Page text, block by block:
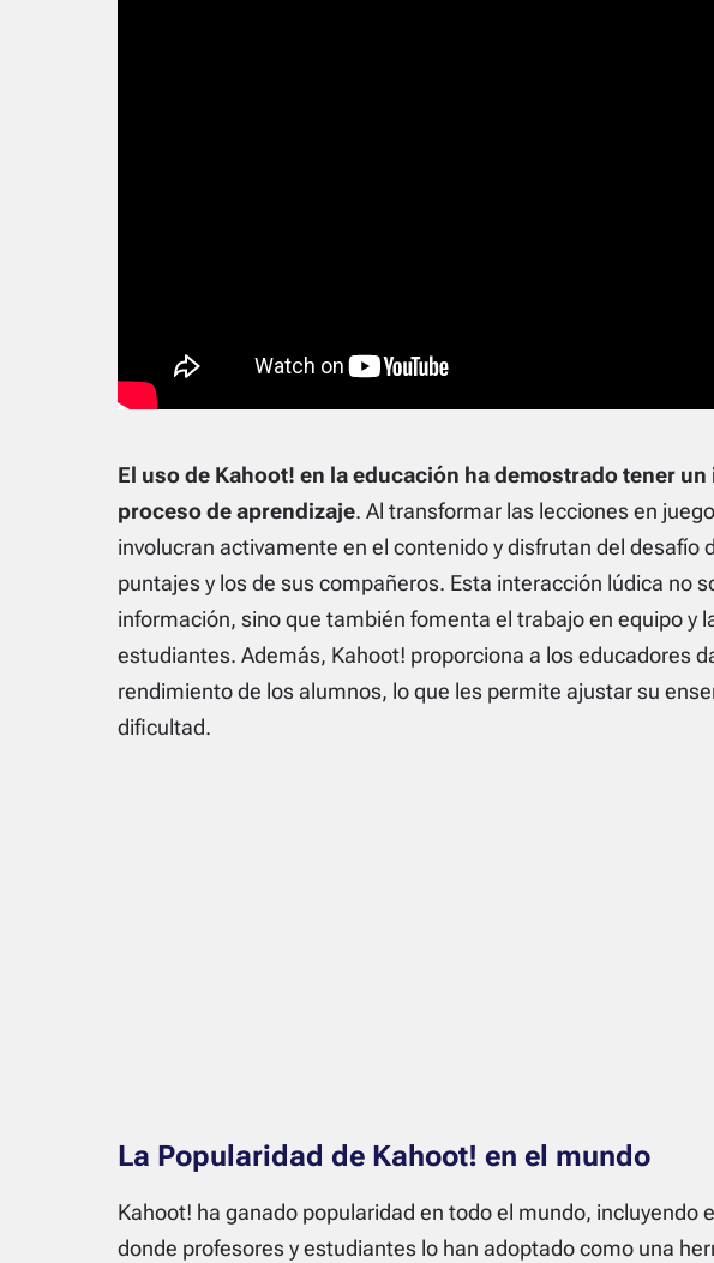
El uso de Kahoot! en la educación ha demostrado tener
proceso de aprendizaje. Al transformar las lecciones en
involucran activamente en el contenido y disfrutan del desafío
puntajes y los de sus compañeros. Esta interacción lúdica no
información, sino que también fomenta el trabajo en equipo y
estudiantes. Además, Kahoot! proporciona a los educadores
rendimiento de los alumnos, lo que les permite ajustar su
dificultad.
La Popularidad de Kahoot! en el mundo
Kahoot! ha ganado popularidad en todo el mundo, incluyendo
donde profesores y estudiantes lo han adoptado como una